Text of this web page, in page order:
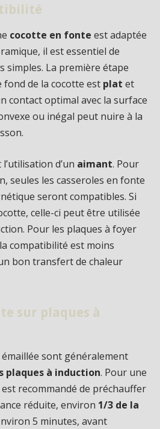
cocotte en fonte est adaptée
il est essentiel de
simples. La première étape
fond de la cocotte est plat et
contact optimal avec la surface
ou inégal peut nuire à la
d’un aimant. Pour
seules les casseroles en fonte
seront compatibles. Si
celle-ci peut être utilisée
Pour les plaques à foyer
compatibilité est moins
bon transfert de chaleur
sur plaques à
sont généralement
plaques à induction. Pour une
recommandé de préchauffer
réduite, environ 1/3 de la
5 minutes, avant